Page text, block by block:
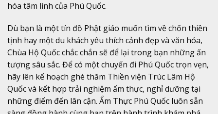
hóa tâm linh của Phú Quốc.
Dù bạn là một tín đồ Phật giáo muốn tìm về chốn thiền
tịnh hay một du khách yêu thích cảnh đẹp và văn hóa,
Chùa Hộ Quốc chắc chắn sẽ để lại trong bạn những ấn
tượng sâu sắc. Để có một chuyến đi Phú Quốc trọn vẹn,
hãy lên kế hoạch ghé thăm Thiền viện Trúc Lâm Hộ
Quốc và kết hợp trải nghiệm ẩm thực, nghỉ dưỡng tại
những điểm đến lân cận. Ẩm Thực Phú Quốc luôn sẵn